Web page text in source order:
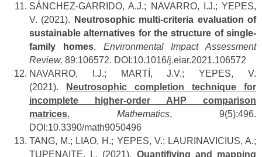
SÁNCHEZ-GARRIDO, A.J.; NAVARRO, I.J.; YEPES,
V. (2021).
Neutrosophic multi-criteria evaluation of
sustainable alternatives for the structure of single-
family homes. Environmental Impact Assessment
Review, 89:106572. DOI:10.1016/j.eiar.2021.106572
NAVARRO, I.J.; MARTÍ, J.V.; YEPES, V.
(2021).
Neutrosophic completion technique for
incomplete higher-order AHP comparison
matrices.
Mathematics, 9(5):496.
DOI:10.3390/math9050496
TANG, M.; LIAO, H.; YEPES, V.; LAURINAVICIUS, A.;
TUPENAITE, L. (2021). Quantifiying and mapping